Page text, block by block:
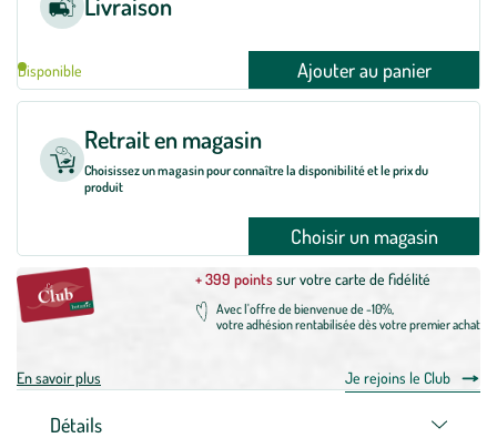
Livraison
Disponible Ajouter au panier
Retrait en magasin
Choisissez un magasin pour connaître la disponibilité et le prix du
produit
Choisir un magasin
+ 399 pointssur votre carte de fidélité
Avec l'offre de bienvenue de -10%,
votre adhésion rentabilisée dès votre premier achat
En savoir plus Je rejoins le Club
Détails